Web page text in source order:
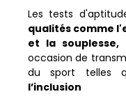
Les tests
qualités comme
et la souplesse,
occasion de
du sport telles
l’inclusion